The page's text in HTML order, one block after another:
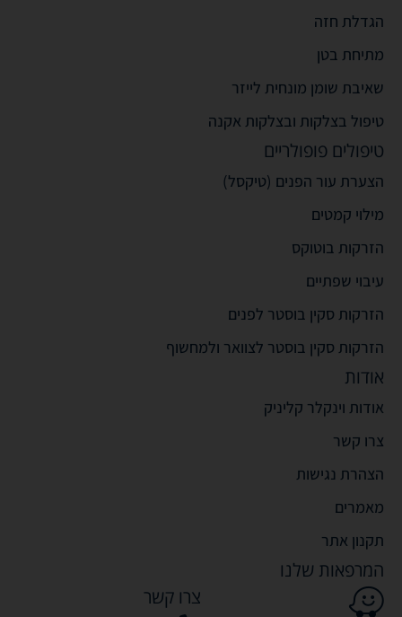
הגדלת חזה
מתיחת בטן
שאיבת שומן מונחית לייזר
טיפול בצלקות ובצלקות אקנה
טיפולים פופולריים
הצערת עור הפנים (טיקסל)
מילוי קמטים
הזרקות בוטוקס
עיבוי שפתיים
הזרקות סקין בוסטר לפנים
הזרקות סקין בוסטר לצוואר ולמחשוף
אודות
אודות וינקלר קליניק
צרו קשר
הצהרת נגישות
מאמרים
תקנון אתר
המרפאות שלנו
צרו קשר